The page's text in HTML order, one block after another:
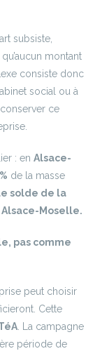
subsiste,
montant
consiste donc
social ou à
ce
: en Alsace-
de la masse
solde de la
Alsace-Moselle.
pas comme
peut choisir
Cette
. La campagne
période de